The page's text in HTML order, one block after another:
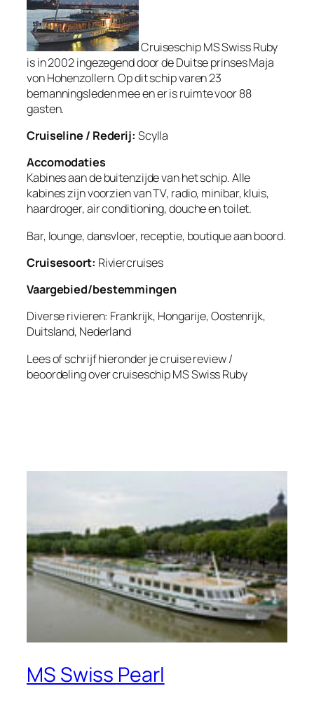
Cruiseschip MS Swiss Ruby
is in 2002 ingezegend door de Duitse prinses Maja
von Hohenzollern. Op dit schip varen 23
bemanningsleden mee en er is ruimte voor 88
gasten.
Cruiseline / Rederij: Scylla
Accomodaties
Kabines aan de buitenzijde van het schip. Alle
kabines zijn voorzien van TV, radio, minibar, kluis,
haardroger, air conditioning, douche en toilet.
Bar, lounge, dansvloer, receptie, boutique aan boord.
Cruisesoort: Riviercruises
Vaargebied/bestemmingen
Diverse rivieren: Frankrijk, Hongarije, Oostenrijk,
Duitsland, Nederland
Lees of schrijf hieronder je cruise review /
beoordeling over cruiseschipMS Swiss Ruby
MS Swiss Pearl